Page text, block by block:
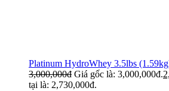
Platinum HydroWhey 3.5lbs
3,000,000đ Giá gốc là: 3,000,000đ.
tại là: 2,730,000đ.